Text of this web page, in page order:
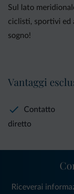
Sul lato
ciclisti, sportivi ed
sogno!
Vantaggi
Contatto
diretto
Riceverai